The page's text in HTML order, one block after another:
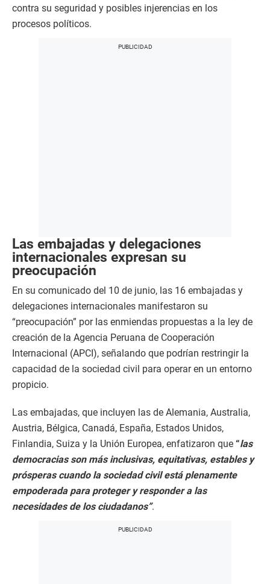
contra su seguridad y posibles injerencias en los
procesos políticos.
Las embajadas y delegaciones
internacionales expresan su
preocupación
En su comunicado del 10 de junio, las 16 embajadas y
delegaciones internacionales manifestaron su
“preocupación” por las enmiendas propuestas a la ley de
creación de la Agencia Peruana de Cooperación
Internacional (APCI), señalando que podrían restringir la
capacidad de la sociedad civil para operar en un entorno
propicio.
Las embajadas, que incluyen las de Alemania, Australia,
Austria, Bélgica, Canadá, España, Estados Unidos,
Finlandia, Suiza y la Unión Europea, enfatizaron que “las
democracias son más inclusivas, equitativas, estables y
prósperas cuando la sociedad civil está plenamente
empoderada para proteger y responder a las
necesidades de los ciudadanos”.